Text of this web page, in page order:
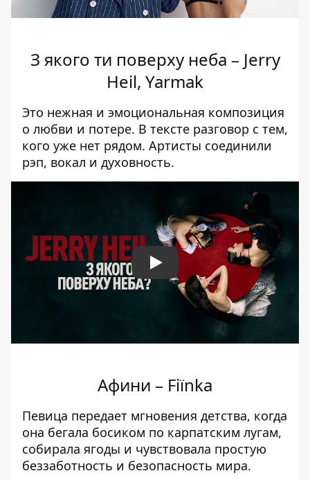
З якого ти поверху неба – Jerry
Heil, Yarmak
Это нежная и эмоциональная композиция
о любви и потере. В тексте разговор с тем,
кого уже нет рядом. Артисты соединили
рэп, вокал и духовность.
Play
Афини – Fiїnka
Певица передает мгновения детства, когда
она бегала босиком по карпатским лугам,
собирала ягоды и чувствовала простую
беззаботность и безопасность мира.